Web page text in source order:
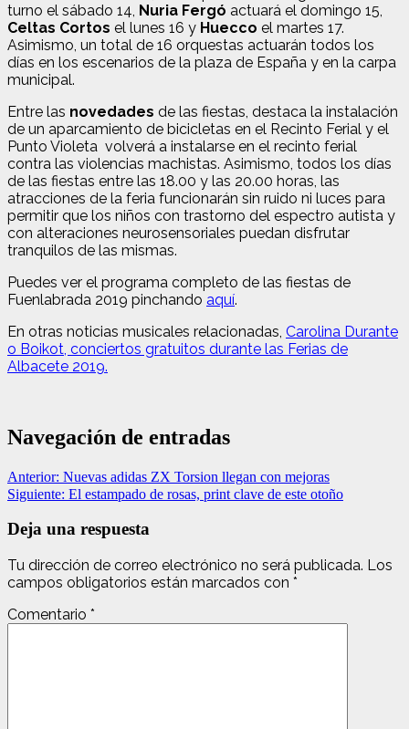
turno el sábado 14, Nuria Fergó actuará el domingo 15,
Celtas Cortos el lunes 16 y Huecco el martes 17.
Asimismo, un total de 16 orquestas actuarán todos los
días en los escenarios de la plaza de España y en la carpa
municipal.
Entre las novedades de las fiestas, destaca la instalación
de un aparcamiento de bicicletas en el Recinto Ferial y el
Punto Violeta volverá a instalarse en el recinto ferial
contra las violencias machistas. Asimismo, todos los días
de las fiestas entre las 18.00 y las 20.00 horas, las
atracciones de la feria funcionarán sin ruido ni luces para
permitir que los niños con trastorno del espectro autista y
con alteraciones neurosensoriales puedan disfrutar
tranquilos de las mismas.
Puedes ver el programa completo de las fiestas de
Fuenlabrada 2019 pinchando aquí.
En otras noticias musicales relacionadas, Carolina Durante
o Boikot, conciertos gratuitos durante las Ferias de
Albacete 2019.
Navegación de entradas
Anterior: Nuevas adidas ZX Torsion llegan con mejoras
Siguiente: El estampado de rosas, print clave de este otoño
Deja una respuesta
Tu dirección de correo electrónico no será publicada. Los
campos obligatorios están marcados con *
Comentario *